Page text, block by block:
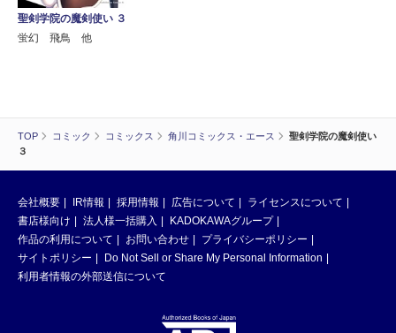
TOP コミック コミックス 角川コミックス・エース
聖剣学院の魔剣使い
３
聖剣学院の魔剣使い ３
蛍幻 飛鳥 他
会社概要 IR情報 採用情報 広告について
ライセンスについて
書店様向け
法人様一括購入
KADOKAWAグループ
作品の利用について
お問い合わせ
プライバシーポリシー
サイトポリシー
Do Not Sell or Share My Personal Information
利用者情報の外部送信について